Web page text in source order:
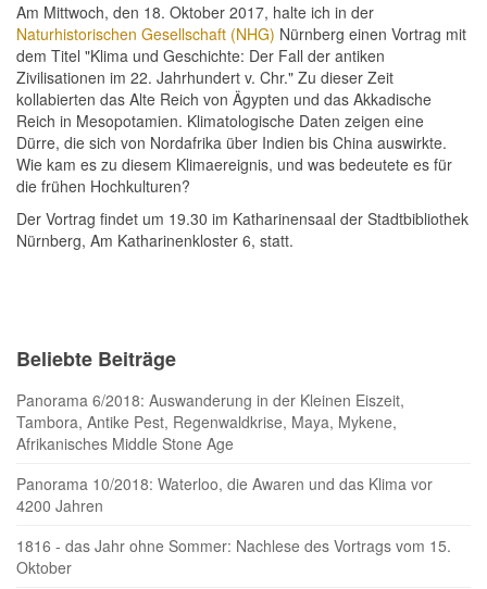
Am Mittwoch, den 18. Oktober 2017, halte ich in der
Naturhistorischen Gesellschaft (NHG) Nürnberg einen Vortrag mit
dem Titel "Klima und Geschichte: Der Fall der antiken
Zivilisationen im 22. Jahrhundert v. Chr." Zu dieser Zeit
kollabierten das Alte Reich von Ägypten und das Akkadische
Reich in Mesopotamien. Klimatologische Daten zeigen eine
Dürre, die sich von Nordafrika über Indien bis China auswirkte.
Wie kam es zu diesem Klimaereignis, und was bedeutete es für
die frühen Hochkulturen?
Der Vortrag findet um 19.30 im Katharinensaal der Stadtbibliothek
Nürnberg, Am Katharinenkloster 6, statt.
Beliebte Beiträge
Panorama 6/2018: Auswanderung in der Kleinen Eiszeit,
Tambora, Antike Pest, Regenwaldkrise, Maya, Mykene,
Afrikanisches Middle Stone Age
Panorama 10/2018: Waterloo, die Awaren und das Klima vor
4200 Jahren
1816 - das Jahr ohne Sommer: Nachlese des Vortrags vom 15.
Oktober